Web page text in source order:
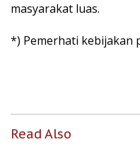
masyarakat luas.
*) Pemerhati kebijakan
Read Also